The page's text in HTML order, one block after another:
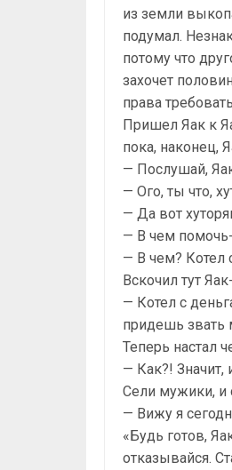
из земли
подумал.
потому что
захочет
права
Пришел Яак к
пока, наконец,
— Послушай,
— Ого, ты что,
— Да вот
— В чем
— В чем? Котел
Вскочил тут
— Котел с
придешь звать
Теперь настал
— Как?! Значит,
Сели мужики, и
— Вижу я
«Будь готов,
отказывайся.